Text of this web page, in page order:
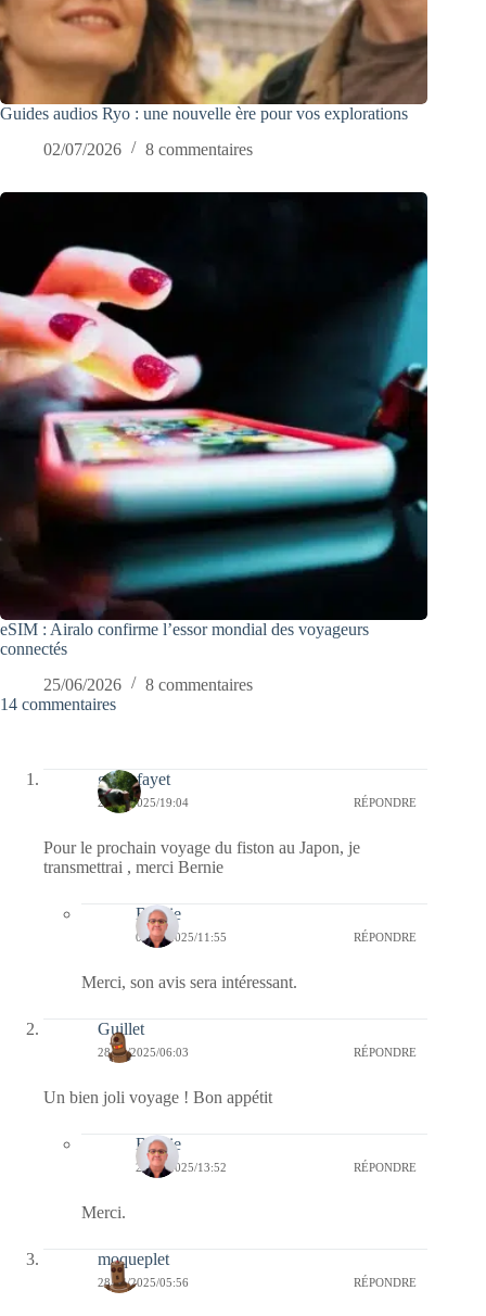
Guides audios Ryo : une nouvelle ère pour vos explorations
02/07/2026
8 commentaires
eSIM : Airalo confirme l’essor mondial des voyageurs
connectés
25/06/2026
8 commentaires
14 commentaires
giselefayet
28/04/2025/19:04 RÉPONDRE
Pour le prochain voyage du fiston au Japon, je
transmettrai , merci Bernie
Bernie
02/05/2025/11:55 RÉPONDRE
Merci, son avis sera intéressant.
Guillet
28/04/2025/06:03 RÉPONDRE
Un bien joli voyage ! Bon appétit
Bernie
28/04/2025/13:52 RÉPONDRE
Merci.
moqueplet
28/04/2025/05:56 RÉPONDRE